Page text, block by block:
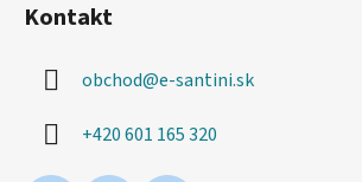
Kontakt
obchod@e-santini.sk
+420 601 165 320